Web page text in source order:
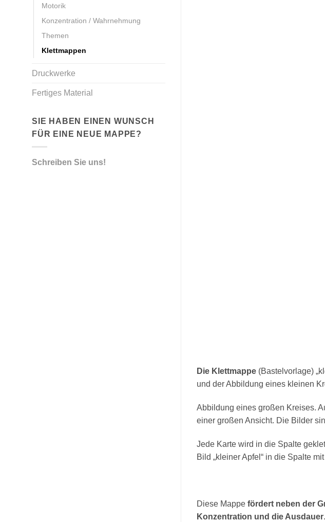
Motorik
Konzentration / Wahrnehmung
Themen
Klettmappen
Druckwerke
Fertiges Material
SIE HABEN EINEN WUNSCH
FÜR EINE NEUE MAPPE?
Schreiben Sie uns!
Die Klettmappe (Bastelvorlage)
und der Abbildung eines kleinen
Abbildung eines großen Kreises.
einer großen Ansicht. Die Bilder
Jede Karte wird in die Spalte
Bild „kleiner Apfel“ in die Spalte
Diese Mappe fördert neben der
Konzentration und die Ausdauer.